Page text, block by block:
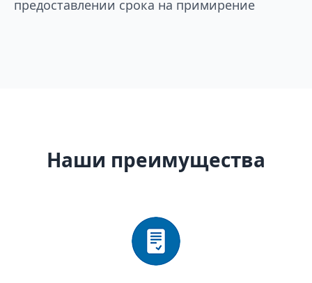
предоставлении срока на примирение
Наши преимущества